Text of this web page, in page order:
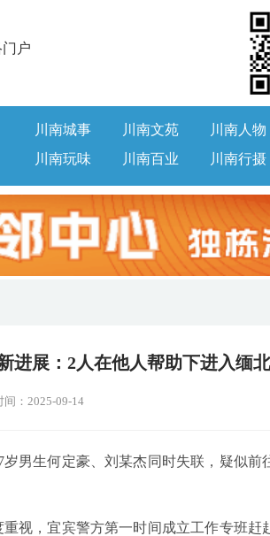
户
川南城事 川南文苑 川南人物
川南玩味
川南百业 川南行摄
进展：2人在他人帮助下进入缅北
：2025-09-14
男生何定豪、刘某杰同时失联，疑似前
视，宜宾警方第一时间成立工作专班赶